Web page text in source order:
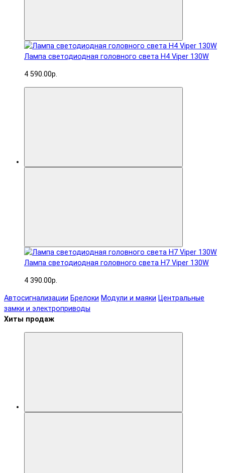
Лампа светодиодная головного света H4 Viper 130W
4 590.00р.
Лампа светодиодная головного света H7 Viper 130W
4 390.00р.
Автосигнализации Брелоки Модули и маяки Центральные
замки и электроприводы
Хиты продаж